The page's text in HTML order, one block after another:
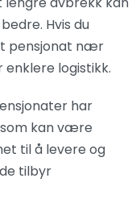
Hvis du
pensjonat nær
logistikk.
har
kan være
til å levere og
tilbyr